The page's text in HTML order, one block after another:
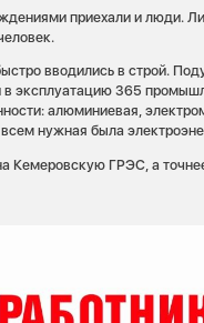
приехали и люди.
вводились в строй.
в эксплуатацию 365
алюминиевая,
нужная была
Кемеровскую ГРЭС, а